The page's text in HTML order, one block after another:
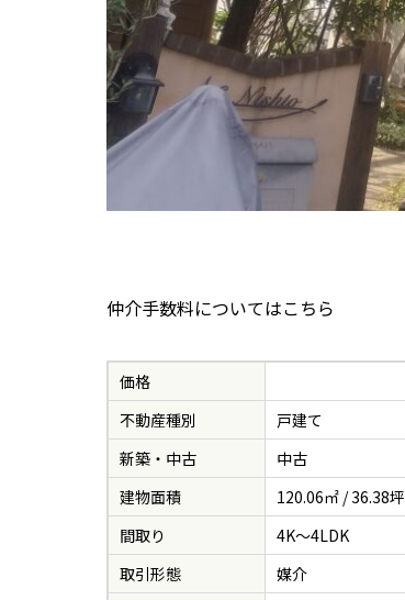
仲介手数料についてはこちら
価格
不動産種別
戸建て
新築・中古
中古
建物面積
120.06㎡ / 36.38坪
間取り
4K～4LDK
取引形態
媒介